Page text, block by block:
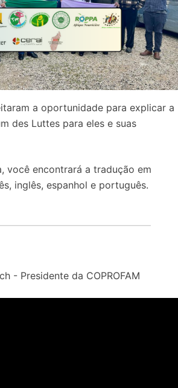
a oportunidade para explicar a
des Luttes para eles e suas
você encontrará a tradução em
inglês, espanhol e português.
- Presidente da COPROFAM